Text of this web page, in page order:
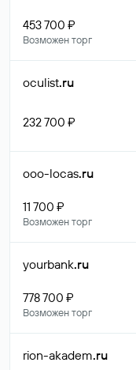
453 700 ₽
Возможен торг
oculist.ru
232 700 ₽
ooo-locas.ru
11 700 ₽
Возможен торг
yourbank.ru
778 700 ₽
Возможен торг
rion-akadem.ru